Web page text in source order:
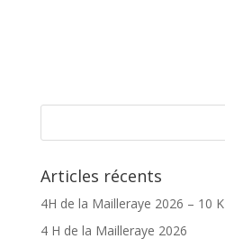
Articles récents
4H de la Mailleraye 2026 – 10 K
4 H de la Mailleraye 2026